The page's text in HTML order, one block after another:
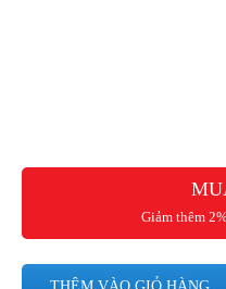
Giảm thêm
THÊM VÀO GIỎ HÀNG